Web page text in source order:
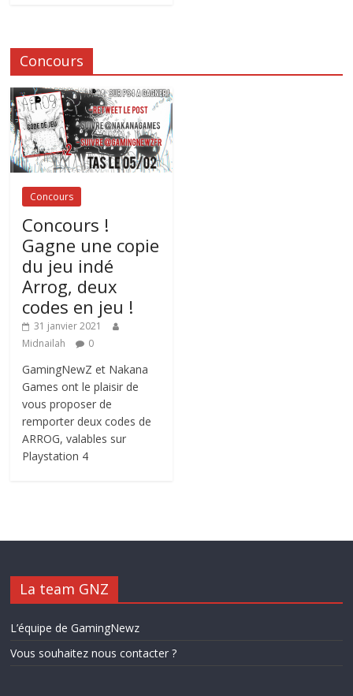
Concours
Concours
Concours !
Gagne une copie
du jeu indé
Arrog, deux
codes en jeu !
31 janvier 2021
Midnailah
0
GamingNewZ et Nakana
Games ont le plaisir de
vous proposer de
remporter deux codes de
ARROG, valables sur
Playstation 4
La team GNZ
L’équipe de GamingNewz
Vous souhaitez nous contacter ?